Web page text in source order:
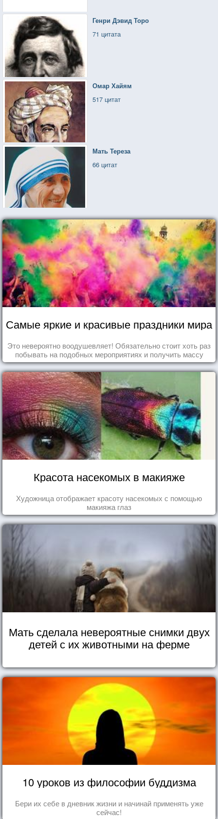
Генри Дэвид Торо
71 цитата
Омар Хайям
517 цитат
Мать Тереза
66 цитат
Самые яркие и красивые праздники мира
Это невероятно воодушевляет! Обязательно стоит хоть раз
побывать на подобных мероприятиях и получить массу
впечатлений!
Красота насекомых в макияже
Художница отображает красоту насекомых с помощью
макияжа глаз
Мать сделала невероятные снимки двух
детей с их животными на ферме
10 уроков из философии буддизма
Бери их себе в дневник жизни и начинай применять уже
сейчас!